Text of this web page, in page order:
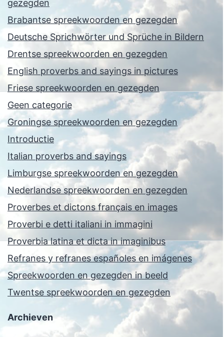
gezegden
Brabantse spreekwoorden en gezegden
Deutsche Sprichwörter und Sprüche in Bildern
Drentse spreekwoorden en gezegden
English proverbs and sayings in pictures
Friese spreekwoorden en gezegden
Geen categorie
Groningse spreekwoorden en gezegden
Introductie
Italian proverbs and sayings
Limburgse spreekwoorden en gezegden
Nederlandse spreekwoorden en gezegden
Proverbes et dictons français en images
Proverbi e detti italiani in immagini
Proverbia latina et dicta in imaginibus
Refranes y refranes españoles en imágenes
Spreekwoorden en gezegden in beeld
Twentse spreekwoorden en gezegden
Archieven